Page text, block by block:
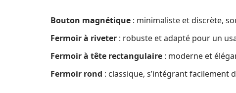
Bouton magnétique : minimaliste et discrète,
Fermoir à riveter : robuste et adapté pour un
Fermoir à tête rectangulaire : moderne et
Fermoir rond : classique, s’intégrant facilement